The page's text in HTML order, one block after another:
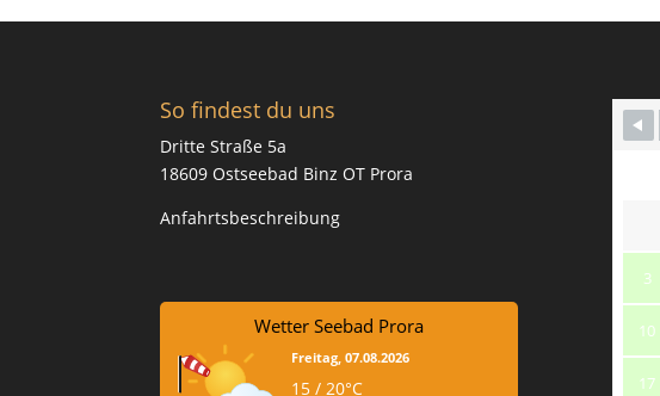
So findest du uns
Dritte Straße 5a
18609 Ostseebad Binz OT Prora
Anfahrtsbeschreibung
Wetter Seebad Prora
Freitag, 07.08.2026
15 / 20°C
3
10
17